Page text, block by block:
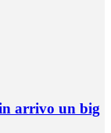
arrivo un big